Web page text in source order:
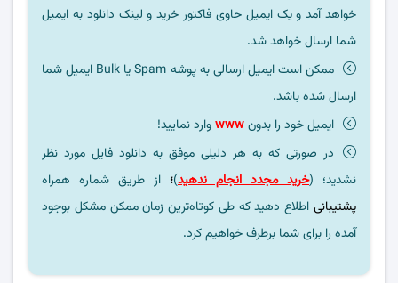
خواهد آمد و یک ایمیل حاوی فاکتور خرید و لینک دانلود به ایمیل
شما ارسال خواهد شد.
ممکن است ایمیل ارسالی به پوشه Spam یا Bulk ایمیل شما
ارسال شده باشد.
ایمیل خود را بدونwwwوارد نمایید!
در صورتی که به هر دلیلی موفق به دانلود فایل مورد نظر
نشدید؛ (خرید مجدد انجام ندهید)؛ از طریق شماره همراه
پشتیبانی اطلاع دهید که طی کوتاه‌ترین زمان ممکن مشکل بوجود
آمده را برای شما برطرف خواهیم کرد.